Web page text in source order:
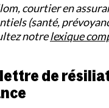
courtier en
(santé,
notrelexique
lettre de